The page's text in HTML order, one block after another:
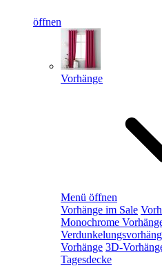
öffnen
Vorhänge
Menü öffnen
Vorhänge im Sale
Monochrome
Vorhänge 3D-
Tagesdecke